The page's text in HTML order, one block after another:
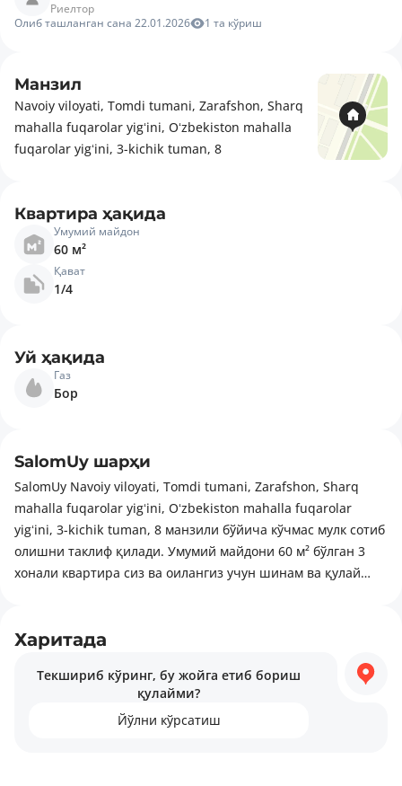
Риелтор
Олиб ташланган сана 22.01.2026
1 та кўриш
Манзил
Navoiy viloyati, Tomdi tumani, Zarafshon, Sharq
mahalla fuqarolar yigʻini, Oʻzbekiston mahalla
fuqarolar yigʻini, 3-kichik tuman, 8
Квартира ҳақида
Умумий майдон
60 м²
Қават
1/4
Уй ҳақида
Газ
Бор
SalomUy шарҳи
SalomUy Navoiy viloyati, Tomdi tumani, Zarafshon, Sharq
mahalla fuqarolar yigʻini, Oʻzbekiston mahalla fuqarolar
yigʻini, 3-kichik tuman, 8 манзили бўйича кўчмас мулк сотиб
олишни таклиф қилади. Умумий майдони 60 м² бўлган 3
хонали квартира сиз ва оилангиз учун шинам ва қулай
инфратузилмаси билан ажралиб туради: табиат қўйнида
боғчалар.
Харитада
Текшириб кўринг, бу жойга етиб бориш
қулайми?
Йўлни кўрсатиш